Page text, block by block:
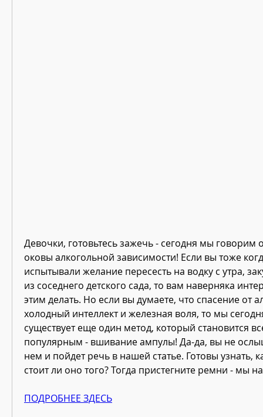
Девочки, готовьтесь зажечь - сегодня мы говорим
оковы алкогольной зависимости! Если вы тоже
испытывали желание пересесть на водку с утра,
из соседнего детского сада, то вам наверняка
этим делать. Но если вы думаете, что спасение от
холодный интеллект и железная воля, то мы
существует еще один метод, который становится
популярным - вшивание ампулы! Да-да, вы не
нем и пойдет речь в нашей статье. Готовы узнать,
стоит ли оно того? Тогда пристегните ремни - мы
ПОДРОБНЕЕ ЗДЕСЬ